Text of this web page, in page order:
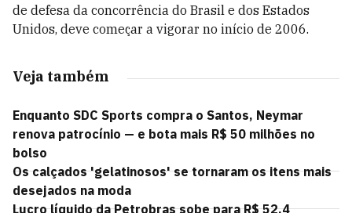
de defesa da concorrência do Brasil e dos Estados
Unidos, deve começar a vigorar no início de 2006.
Veja também
Enquanto SDC Sports compra o Santos, Neymar
renova patrocínio — e bota mais R$ 50 milhões no
bolso
Os calçados 'gelatinosos' se tornaram os itens mais
desejados na moda
Lucro líquido da Petrobras sobe para R$ 52,4